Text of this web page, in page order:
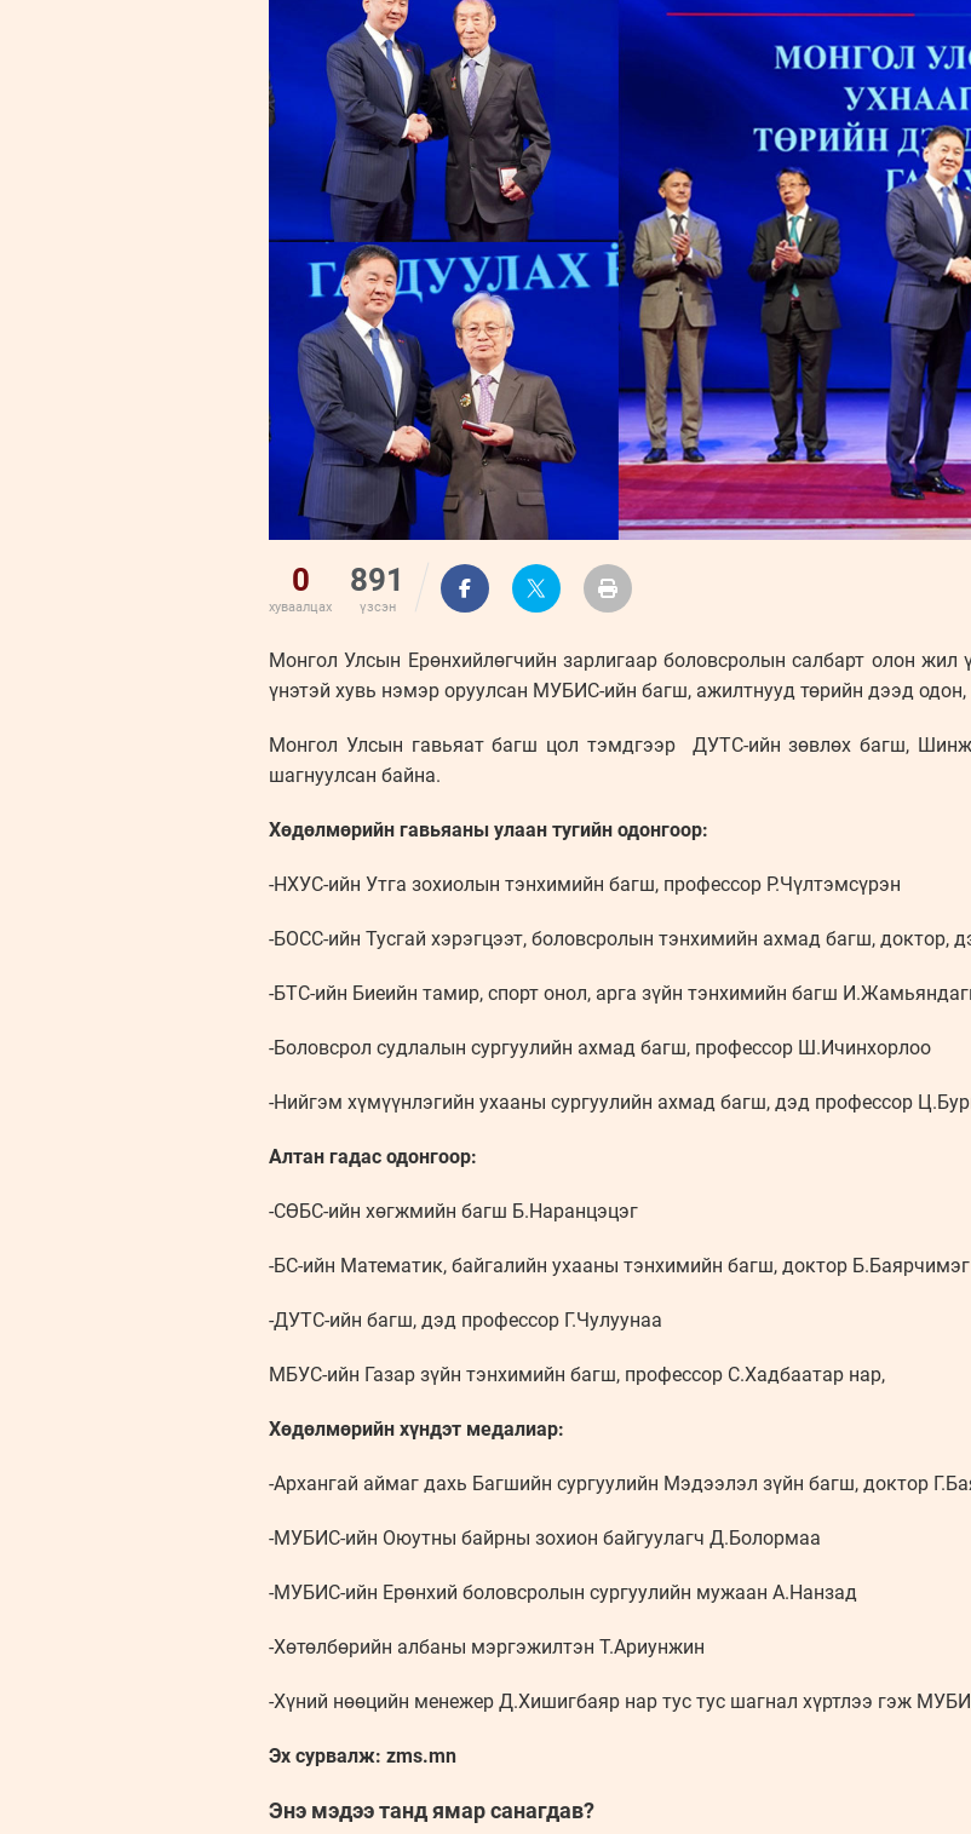
УРЛАГ
0
хуваалцах
891
үзсэн
Монгол Улсын Ерөнхийлөгчийн зарлигаар боловсролын салбарт олон
үнэтэй хувь нэмэр оруулсан МУБИС-ийн багш, ажилтнууд төрийн дээд
Монгол Улсын гавьяат багш цол тэмдгээр ДУТС-ийн зөвлөх багш,
шагнуулсан байна.
Хөдөлмөрийн гавьяаны улаан тугийн одонгоор:
-НХУС-ийн Утга зохиолын тэнхимийн багш, профессор Р.Чүлтэмсүрэн
-БОСС-ийн Тусгай хэрэгцээт, боловсролын тэнхимийн ахмад багш, доктор,
-БТС-ийн Биеийн тамир, спорт онол, арга зүйн тэнхимийн багш
-Боловсрол судлалын сургуулийн ахмад багш, профессор Ш.Ичинхорлоо
-Нийгэм хүмүүнлэгийн ухааны сургуулийн ахмад багш, дэд профессор
Алтан гадас одонгоор:
-СӨБС-ийн хөгжмийн багш Б.Наранцэцэг
-БС-ийн Математик, байгалийн ухааны тэнхимийн багш, доктор Б.Баярчимэг
-ДУТС-ийн багш, дэд профессор Г.Чулуунаа
МБУС-ийн Газар зүйн тэнхимийн багш, профессор С.Хадбаатар нар,
Хөдөлмөрийн хүндэт медалиар:
-Архангай аймаг дахь Багшийн сургуулийн Мэдээлэл зүйн багш, доктор
-МУБИС-ийн Оюутны байрны зохион байгуулагч Д.Болормаа
-МУБИС-ийн Ерөнхий боловсролын сургуулийн мужаан А.Нанзад
-Хөтөлбөрийн албаны мэргэжилтэн Т.Ариунжин
-Хүний нөөцийн менежер Д.Хишигбаяр нар тус тус шагнал хүртлээ гэж
Эх сурвалж: zms.mn
Энэ мэдээ танд ямар санагдав?